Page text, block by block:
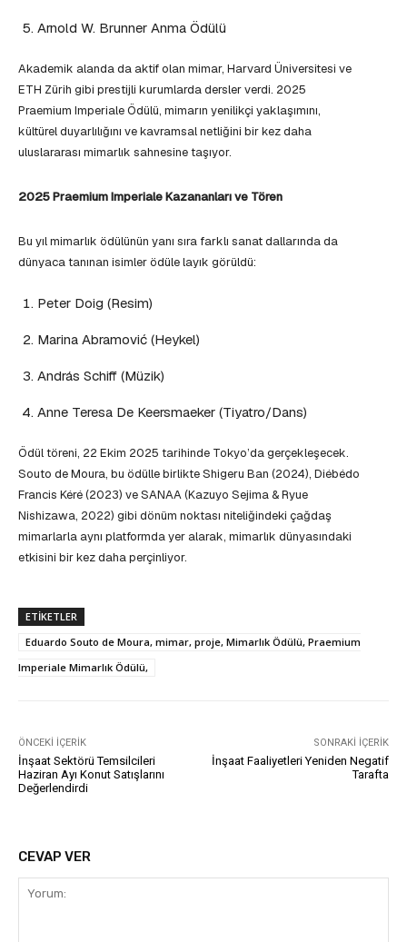
Arnold W. Brunner Anma Ödülü
Akademik alanda da aktif olan mimar, Harvard Üniversitesi ve
ETH Zürih gibi prestijli kurumlarda dersler verdi. 2025
Praemium Imperiale Ödülü, mimarın yenilikçi yaklaşımını,
kültürel duyarlılığını ve kavramsal netliğini bir kez daha
uluslararası mimarlık sahnesine taşıyor.
2025 Praemium Imperiale Kazananları ve Tören
Bu yıl mimarlık ödülünün yanı sıra farklı sanat dallarında da
dünyaca tanınan isimler ödüle layık görüldü:
Peter Doig (Resim)
Marina Abramović (Heykel)
András Schiff (Müzik)
Anne Teresa De Keersmaeker (Tiyatro/Dans)
Ödül töreni, 22 Ekim 2025 tarihinde Tokyo’da gerçekleşecek.
Souto de Moura, bu ödülle birlikte Shigeru Ban (2024), Diébédo
Francis Kéré (2023) ve SANAA (Kazuyo Sejima & Ryue
Nishizawa, 2022) gibi dönüm noktası niteliğindeki çağdaş
mimarlarla aynı platformda yer alarak, mimarlık dünyasındaki
etkisini bir kez daha perçinliyor.
ETIKETLER
Eduardo Souto de Moura, mimar, proje, Mimarlık Ödülü, Praemium
Imperiale Mimarlık Ödülü,
ÖNCEKI İÇERIK
İnşaat Sektörü Temsilcileri
Haziran Ayı Konut Satışlarını
Değerlendirdi
SONRAKI İÇERIK
İnşaat Faaliyetleri Yeniden Negatif
Tarafta
CEVAP VER